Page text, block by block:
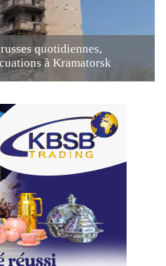
quotidiennes,
à Kramatorsk